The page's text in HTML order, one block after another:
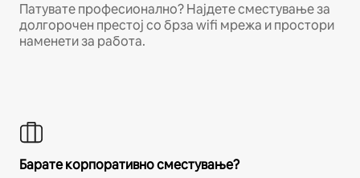
Патувате професионално? Најдете сместување за
долгорочен престој со брза wifi мрежа и простори
наменети за работа.
Барате корпоративно сместување?